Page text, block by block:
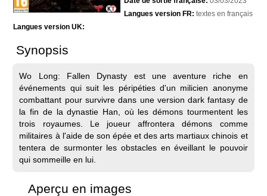
Langues version FR: textes en français
Langues version UK:
Synopsis
Wo Long: Fallen Dynasty est une aventure riche en
événements qui suit les péripéties d'un milicien anonyme
combattant pour survivre dans une version dark fantasy de
la fin de la dynastie Han, où les démons tourmentent les
trois royaumes. Le joueur affrontera démons comme
militaires à l'aide de son épée et des arts martiaux chinois et
tentera de surmonter les obstacles en éveillant le pouvoir
qui sommeille en lui.
Aperçu en images